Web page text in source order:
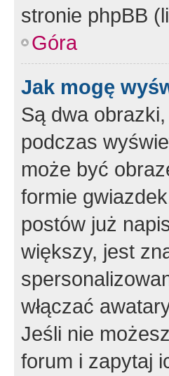
stronie phpBB
Góra
Jak mogę
Są dwa
podczas
może być
formie
postów już
większy, jest
włączać
Jeśli nie
forum i zapytaj